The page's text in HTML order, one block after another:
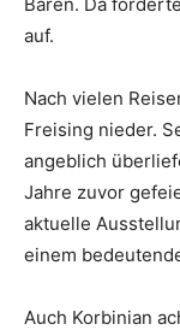
auf.
Nach vielen
Freising nieder.
angeblich
Jahre zuvor
aktuelle
einem
Auch Korbinian